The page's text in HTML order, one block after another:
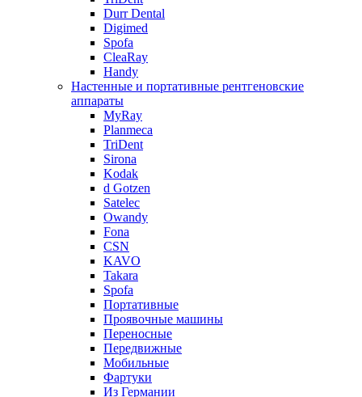
Durr Dental
Digimed
Spofa
CleaRay
Handy
Настенные и портативные рентгеновские
аппараты
MyRay
Planmeca
TriDent
Sirona
Kodak
d Gotzen
Satelec
Owandy
Fona
CSN
KAVO
Takara
Spofa
Портативные
Проявочные машины
Переносные
Передвижные
Мобильные
Фартуки
Из Германии